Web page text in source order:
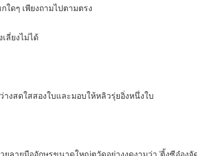
ดๆ เพียงถามไปตามตรง
ลี่ยงไม่ได้
งสดใสสองใบและมอบให้หลิวรุ่ยอิ่งหนึ่งใบ